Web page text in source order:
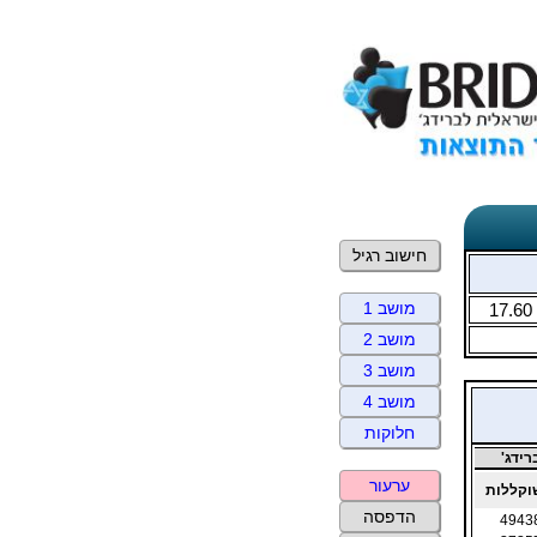
17.60
חישוב רגיל
מושב 1
מושב 2
מושב 3
מושב 4
חלוקות
ערעור
הדפסה